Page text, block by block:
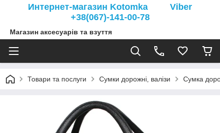
Интернет-магазин Kotomka Viber
+38(067)-141-00-78
Магазин аксесуарів та взуття
Товари та послуги Сумки дорожні, валізи Сумка